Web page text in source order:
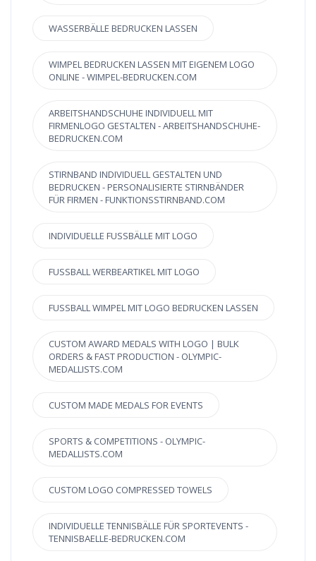
WASSERBÄLLE BEDRUCKEN LASSEN
WIMPEL BEDRUCKEN LASSEN MIT EIGENEM LOGO
ONLINE - WIMPEL-BEDRUCKEN.COM
ARBEITSHANDSCHUHE INDIVIDUELL MIT
FIRMENLOGO GESTALTEN - ARBEITSHANDSCHUHE-
BEDRUCKEN.COM
STIRNBAND INDIVIDUELL GESTALTEN UND
BEDRUCKEN - PERSONALISIERTE STIRNBÄNDER
FÜR FIRMEN - FUNKTIONSSTIRNBAND.COM
INDIVIDUELLE FUSSBÄLLE MIT LOGO
FUSSBALL WERBEARTIKEL MIT LOGO
FUSSBALL WIMPEL MIT LOGO BEDRUCKEN LASSEN
CUSTOM AWARD MEDALS WITH LOGO | BULK
ORDERS & FAST PRODUCTION - OLYMPIC-
MEDALLISTS.COM
CUSTOM MADE MEDALS FOR EVENTS
SPORTS & COMPETITIONS - OLYMPIC-
MEDALLISTS.COM
CUSTOM LOGO COMPRESSED TOWELS
INDIVIDUELLE TENNISBÄLLE FÜR SPORTEVENTS -
TENNISBAELLE-BEDRUCKEN.COM